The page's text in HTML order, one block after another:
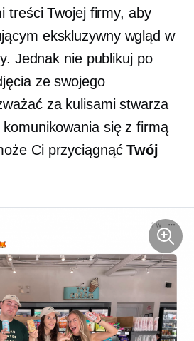
treści Twojej firmy, aby
ekskluzywny wgląd w
Jednak nie publikuj po
ze swojego
za kulisamistwarza
się z firmą
Ci przyciągnąćTwój